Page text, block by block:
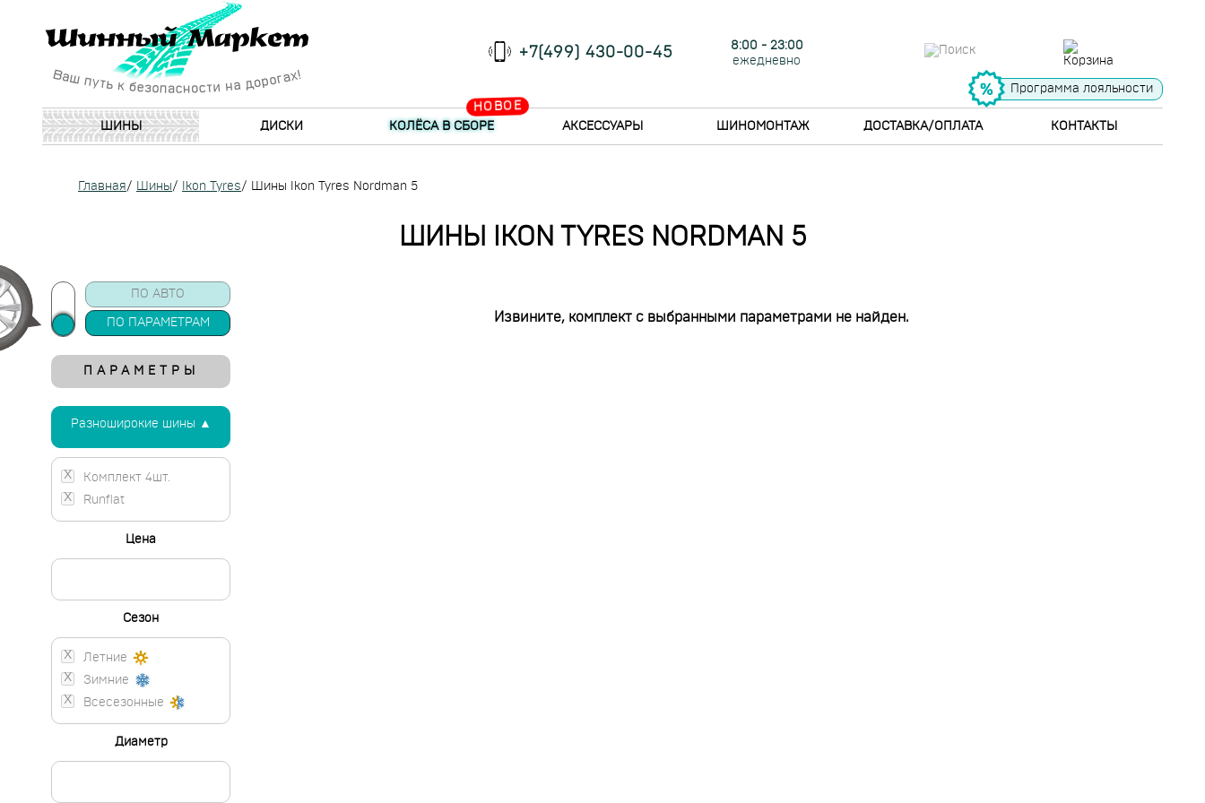
+7(499) 430-00-45
8:00 - 23:00
ежедневно
Программа лояльности
ШИНЫ ДИСКИ
НОВОЕ
КОЛЁСА В СБОРЕ АКСЕССУАРЫ ШИНОМОНТАЖ ДОСТАВКА/ОПЛАТА КОНТАКТЫ
Главная/ Шины/ Ikon Tyres/ Шины Ikon Tyres Nordman 5
ШИНЫ IKON TYRES NORDMAN 5
Извините, комплект с выбранными параметрами не найден.
ПО АВТО
ПО ПАРАМЕТРАМ
ПАРАМЕТРЫ
Разноширокие шины ▲
Комплект 4шт.
Runflat
Цена
Сезон
Летние
Зимние
Всесезонные
Диаметр